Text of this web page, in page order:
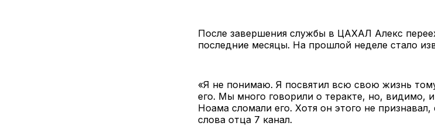
После завершения службы в ЦАХАЛ Алекс
последние месяцы. На прошлой неделе стало
«Я не понимаю. Я посвятил всю свою жизнь
его. Мы много говорили о теракте, но, видимо,
Ноама сломали его. Хотя он этого не
слова отца 7 канал.